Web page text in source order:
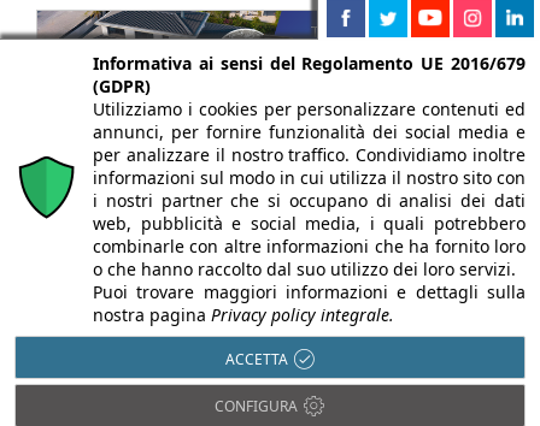
Per la tua pubblicità
Informativa ai sensi del Regolamento UE 2016/679
(GDPR)
Utilizziamo i cookies per personalizzare contenuti ed
annunci, per fornire funzionalità dei social media e
per analizzare il nostro traffico. Condividiamo inoltre
informazioni sul modo in cui utilizza il nostro sito con
i nostri partner che si occupano di analisi dei dati
web, pubblicità e social media, i quali potrebbero
combinarle con altre informazioni che ha fornito loro
o che hanno raccolto dal suo utilizzo dei loro servizi.
Puoi trovare maggiori informazioni e dettagli sulla
nostra pagina Privacy policy integrale.
ACCETTA
CONFIGURA